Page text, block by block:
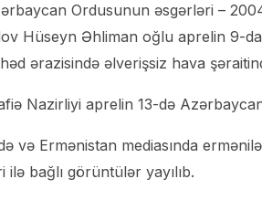
Ordusunun əsgərləri –
Hüseyn Əhliman oğlu aprelin 9-
ərazisində əlverişsiz hava
Nazirliyi aprelin 13-də
və Ermənistan mediasında
ilə bağlı görüntülər yayılıb.